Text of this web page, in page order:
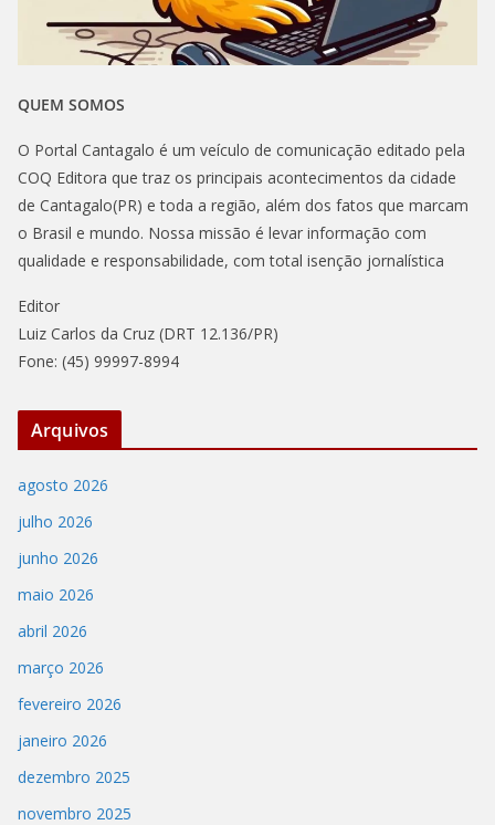
QUEM SOMOS
O Portal Cantagalo é um veículo de comunicação editado pela
COQ Editora que traz os principais acontecimentos da cidade
de Cantagalo(PR) e toda a região, além dos fatos que marcam
o Brasil e mundo. Nossa missão é levar informação com
qualidade e responsabilidade, com total isenção jornalística
Editor
Luiz Carlos da Cruz (DRT 12.136/PR)
Fone: (45) 99997-8994
Arquivos
agosto 2026
julho 2026
junho 2026
maio 2026
abril 2026
março 2026
fevereiro 2026
janeiro 2026
dezembro 2025
novembro 2025